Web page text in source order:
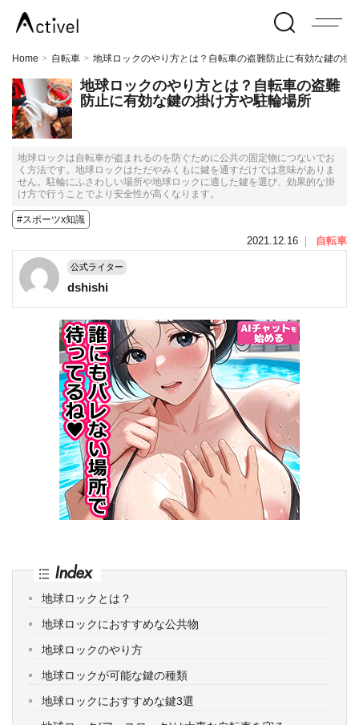
Home > 自転車 > 地球ロックのやり方とは？自転車の盗難防止に有効な鍵の掛
地球ロックのやり方とは？自転車の盗難
防止に有効な鍵の掛け方や駐輪場所
地球ロックは自転車が盗まれるのを防ぐために公共の固定物につないでお
く方法です。地球ロックはただやみくもに鍵を通すだけでは意味がありま
せん。駐輪にふさわしい場所や地球ロックに適した鍵を選び、効果的な掛
け方で行うことでより安全性が高くなります。
#スポーツx知識
2021.12.16 ｜ 自転車
公式ライター
dshishi
Index
地球ロックとは？
地球ロックにおすすめな公共物
地球ロックのやり方
地球ロックが可能な鍵の種類
地球ロックにおすすめな鍵3選